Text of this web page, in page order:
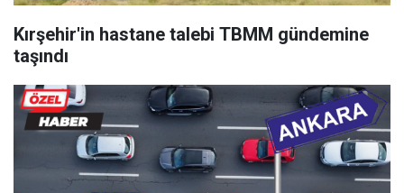
Kırşehir'in hastane talebi TBMM gündemine
taşındı